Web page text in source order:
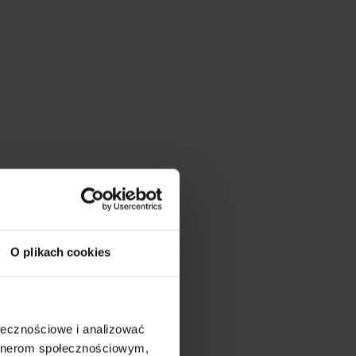
O plikach cookies
i analizować
społecznościowym,